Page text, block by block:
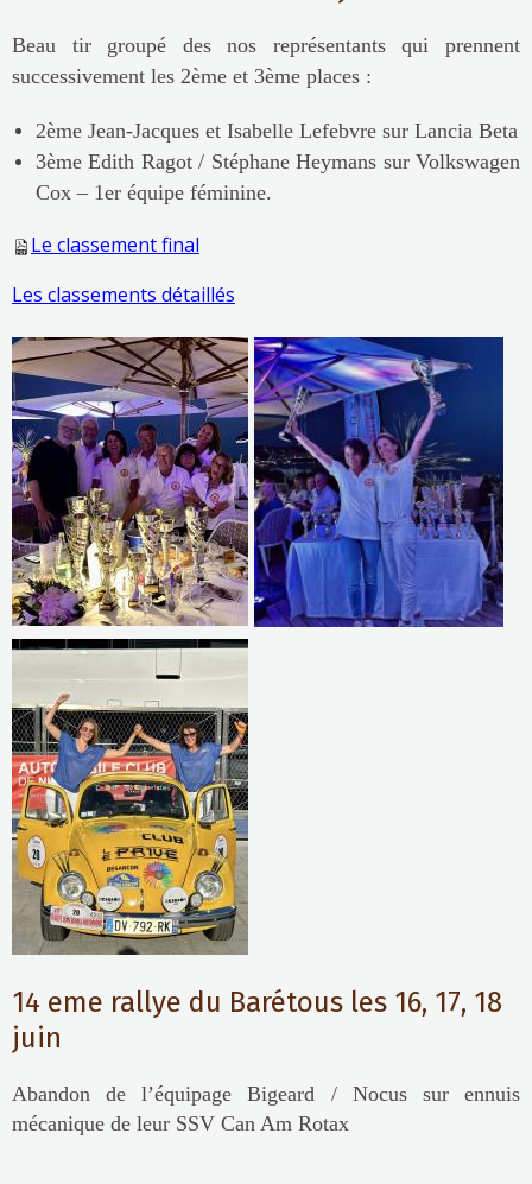
Beau tir groupé des nos représentants qui prennent
successivement les 2ème et 3ème places :
2ème Jean-Jacques et Isabelle Lefebvre sur Lancia Beta
3ème Edith Ragot / Stéphane Heymans sur Volkswagen
Cox – 1er équipe féminine.
Le classement final
Les classements détaillés
14 eme rallye du Barétous les 16, 17, 18
juin
Abandon de l’équipage Bigeard / Nocus sur ennuis
mécanique de leur SSV Can Am Rotax